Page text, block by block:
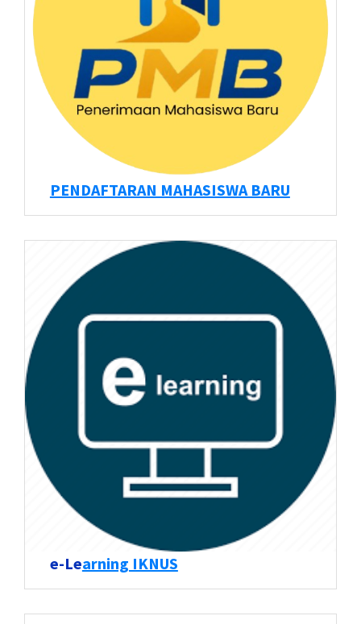
PENDAFTARAN MAHASISWA BARU
e-Learning IKNUS